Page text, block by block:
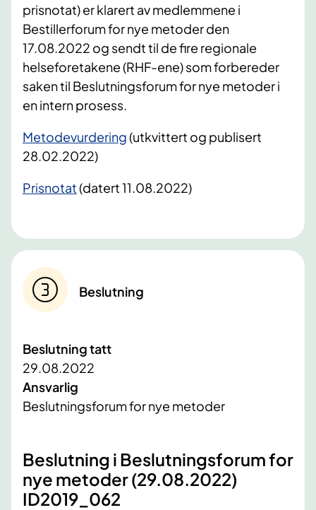
prisnotat) er klarert av medlemmene i
Bestillerforum for nye metoder den
17.08.2022 og sendt til de fire regionale
helseforetakene (RHF-ene) som forbereder
saken til ​Beslutningsforum for nye metoder i
en intern prosess.
Metodevurdering(utkvittert og publisert
28.02.2022)
Prisnotat(datert 11.08.2022)
Beslutning
Beslutning tatt
29.08.2022
Ansvarlig
Beslutningsforum for nye metoder
Beslutning i Beslutningsforum for
nye metoder (29.08.2022)
ID2019_062